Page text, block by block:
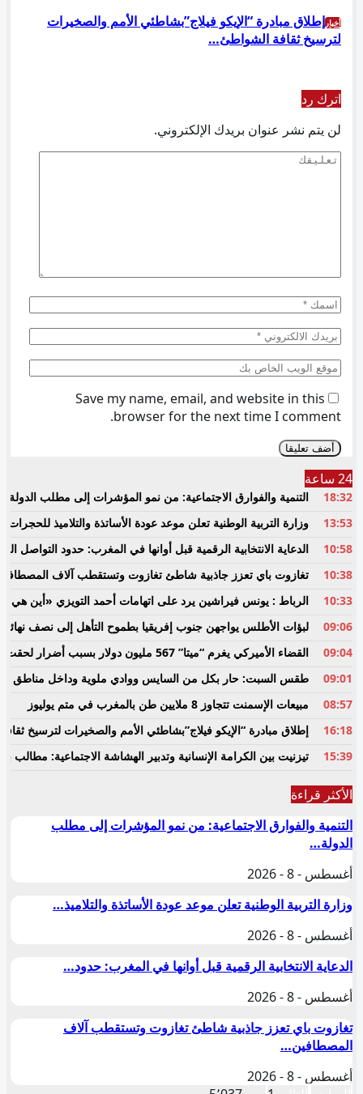
أخبارإطلاق مبادرة “الإيكو فيلاج”بشاطئي الأمم والصخيرات
لترسيخ ثقافة الشواطئ…
اترك رد
لن يتم نشر عنوان بريدك الإلكتروني.
Save my name, email, and website in this
browser for the next time I comment.
24 ساعة
18:32
التنمية والفوارق الاجتماعية: من نمو المؤشرات إلى مطلب الدولة
13:53
وزارة التربية الوطنية تعلن موعد عودة الأساتذة والتلاميذ للحجرات
10:58
الدعاية الانتخابية الرقمية قبل أوانها في المغرب: حدود التواصل
10:38
تغازوت باي تعزز جاذبية شاطئ تغازوت وتستقطب آلاف المصطافين
10:33
الرباط : يونس فيراشين يرد على اتهامات أحمد التويزي «أين هي دراسة الـ70% التي تدين نساء
09:06
لبؤات الأطلس يواجهن جنوب إفريقيا بطموح التأهل إلى نصف نهائي
09:04
القضاء الأميركي يغرم “ميتا” 567 مليون دولار بسبب أضرار لحقت بالأطفال
09:01
طقس السبت: حار بكل من السايس ووادي ملوية وداخل مناطق
08:57
مبيعات الإسمنت تتجاوز 8 ملايين طن بالمغرب في متم يوليوز
16:18
إطلاق مبادرة “الإيكو فيلاج”بشاطئي الأمم والصخيرات لترسيخ
15:39
تيزنيت بين الكرامة الإنسانية وتدبير الهشاشة الاجتماعية:
الأكثر قراءة
التنمية والفوارق الاجتماعية: من نمو المؤشرات إلى مطلب
الدولة…
أغسطس - 8 - 2026
وزارة التربية الوطنية تعلن موعد عودة الأساتذة والتلاميذ…
أغسطس - 8 - 2026
الدعاية الانتخابية الرقمية قبل أوانها في المغرب: حدود…
أغسطس - 8 - 2026
تغازوت باي تعزز جاذبية شاطئ تغازوت وتستقطب آلاف
المصطافين…
أغسطس - 8 - 2026